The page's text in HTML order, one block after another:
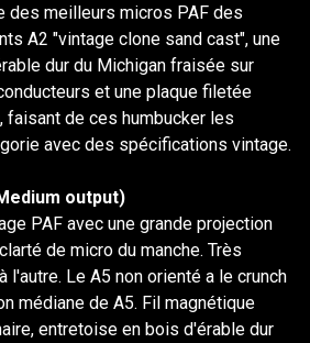
des meilleurs micros PAF des
A2 "vintage clone sand cast", une
dur du Michigan fraisée sur
et une plaque filetée
faisant de ces humbucker les
avec des spécifications vintage.
output)
PAF avec une grande projection
de micro du manche. Très
l'autre. Le A5 non orienté a le crunch
médiane de A5. Fil magnétique
entretoise en bois d'érable dur